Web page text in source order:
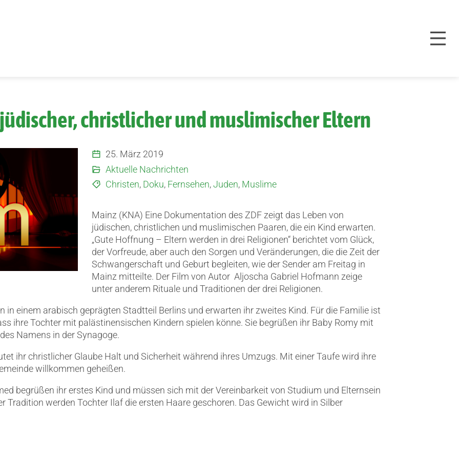
christlicher und muslimischer Eltern
25. März 2019
Aktuelle Nachrichten
Christen, Doku, Fernsehen,Juden, Muslime
Mainz (KNA) Eine Dokumentation des ZDF zeigt das Leben von
jüdischen, christlichen und muslimischen Paaren, die ein Kind erwarten.
„Gute Hoffnung – Eltern werden in drei Religionen“ berichtet vom Glück,
der Vorfreude, aber auch den Sorgen und Veränderungen, die die Zeit der
Schwangerschaft und Geburt begleiten, wie der Sender am Freitag in
Mainz mitteilte. Der Film von Autor Aljoscha Gabriel Hofmann zeige
unter anderem Rituale und Traditionen der drei Religionen.
in einem arabisch geprägten Stadtteil Berlins und erwarten ihr zweites Kind. Für die Familie ist
ihre Tochter mit palästinensischen Kindern spielen könne. Sie begrüßen ihr Baby Romy mit
Namens in der Synagoge.
ihr christlicher Glaube Halt und Sicherheit während ihres Umzugs. Mit einer Taufe wird ihre
willkommen geheißen.
begrüßen ihr erstes Kind und müssen sich mit der Vereinbarkeit von Studium und Elternsein
Tradition werden Tochter Ilaf die ersten Haare geschoren. Das Gewicht wird in Silber